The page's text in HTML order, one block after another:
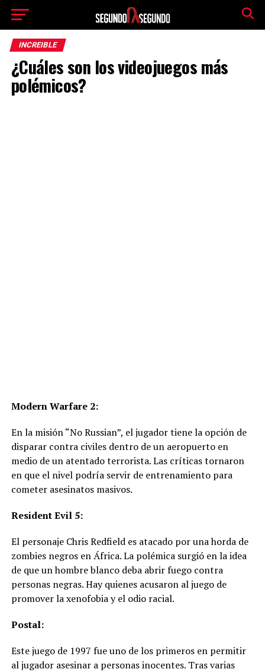
INCREIBLE
¿Cuáles son los videojuegos más
polémicos?
Modern Warfare 2:
En la misión “No Russian”, el jugador tiene la opción de
disparar contra civiles dentro de un aeropuerto en
medio de un atentado terrorista. Las críticas tornaron
en que el nivel podría servir de entrenamiento para
cometer asesinatos masivos.
Resident Evil 5:
El personaje Chris Redfield es atacado por una horda de
zombies negros en África. La polémica surgió en la idea
de que un hombre blanco deba abrir fuego contra
personas negras. Hay quienes acusaron al juego de
promover la xenofobia y el odio racial.
Postal:
Este juego de 1997 fue uno de los primeros en permitir
al jugador asesinar a personas inocentes. Tras varias